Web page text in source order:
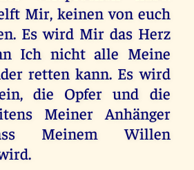
Mir, keinen von euch
Es wird Mir das Herz
Ich nicht alle Meine
retten kann. Es wird
die Opfer und die
Meiner Anhänger
Meinem Willen